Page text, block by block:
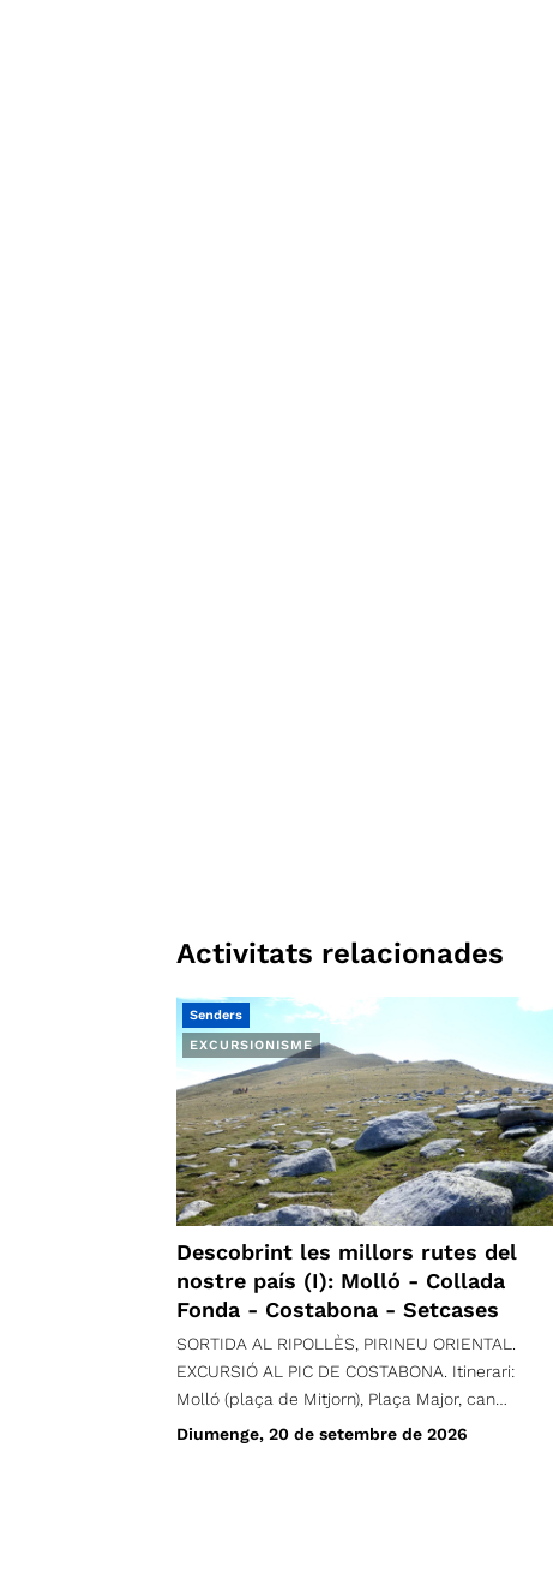
Activitats relacionades
EXCURSIONISME
Senders
Descobrint les millors rutes del
nostre país (I): Molló - Collada
Fonda - Costabona - Setcases
SORTIDA AL RIPOLLÈS, PIRINEU ORIENTAL.
EXCURSIÓ AL PIC DE COSTABONA. Itinerari:
Molló (plaça de Mitjorn), Plaça Major, can
Borrató, can Pletis, turó de Santa Magdalena,
Diumenge, 20 de setembre de 2026